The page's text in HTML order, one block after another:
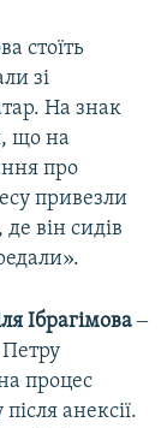
стоїть
зі
На знак
що на
про
привезли
він сидів
Ібрагімова‒
процес
анексії.